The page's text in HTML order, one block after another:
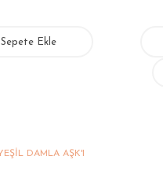
Sepete Ekle